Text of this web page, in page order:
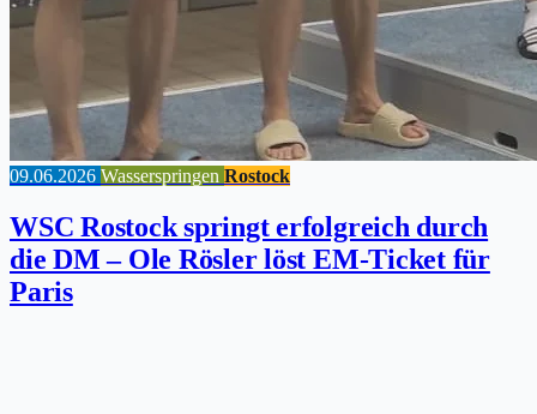
09.06.2026 Wasserspringen Rostock
WSC Rostock springt erfolgreich durch
die DM – Ole Rösler löst EM-Ticket für
Paris